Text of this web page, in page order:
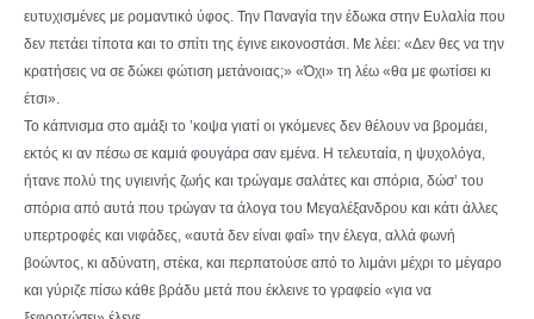
ευτυχισμένες με ρομαντικό ύφος. Την Παναγία την έδωκα στην Ευλαλία που
δεν πετάει τίποτα και το σπίτι της έγινε εικονοστάσι. Με λέει: «Δεν θες να την
κρατήσεις να σε δώκει φώτιση μετάνοιας;» «Όχι» τη λέω «θα με φωτίσει κι
έτσι».
Το κάπνισμα στο αμάξι το ’κοψα γιατί οι γκόμενες δεν θέλουν να βρομάει,
εκτός κι αν πέσω σε καμιά φουγάρα σαν εμένα. Η τελευταία, η ψυχολόγα,
ήτανε πολύ της υγιεινής ζωής και τρώγαμε σαλάτες και σπόρια, δώσ’ του
σπόρια από αυτά που τρώγαν τα άλογα του Μεγαλέξανδρου και κάτι άλλες
υπερτροφές και νιφάδες, «αυτά δεν είναι φαΐ» την έλεγα, αλλά φωνή
βοώντος, κι αδύνατη, στέκα, και περπατούσε από το λιμάνι μέχρι το μέγαρο
και γύριζε πίσω κάθε βράδυ μετά που έκλεινε το γραφείο «για να